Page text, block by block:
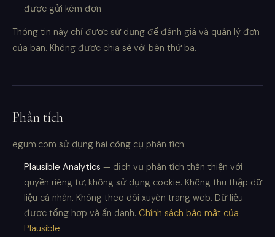
được gửi kèm đơn
Thông tin này chỉ được sử dụng để đánh giá và quản lý đơn
của bạn. Không được chia sẻ với bên thứ ba.
Phân tích
egum.com sử dụng hai công cụ phân tích:
Plausible Analytics — dịch vụ phân tích thân thiện với
quyền riêng tư, không sử dụng cookie. Không thu thập dữ
liệu cá nhân. Không theo dõi xuyên trang web. Dữ liệu
được tổng hợp và ẩn danh. Chính sách bảo mật của
Plausible